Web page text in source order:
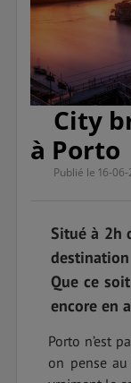
City
à Porto
Publié le 16-06-
Situé à 2h
Que ce
encore en
Porto n’est
on pense